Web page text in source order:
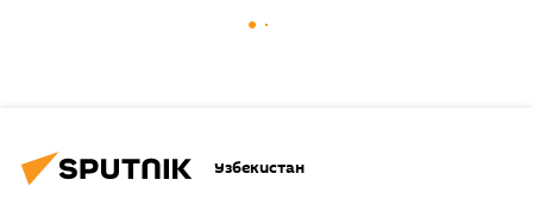
Узбекистан